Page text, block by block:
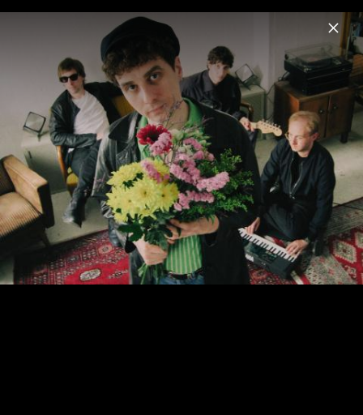
Menu
Isolation Berlin
Home News Musik Termine Fotos Biografie
Pressebilder 2024